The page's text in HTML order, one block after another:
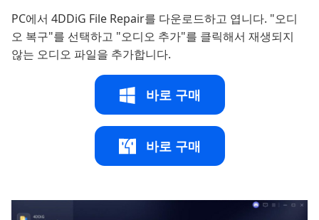
PC에서 4DDiG File Repair를 다운로드하고 엽니다. "오디
오 복구"를 선택하고 "오디오 추가"를 클릭해서 재생되지
않는 오디오 파일을 추가합니다.
바로 구매
바로 구매